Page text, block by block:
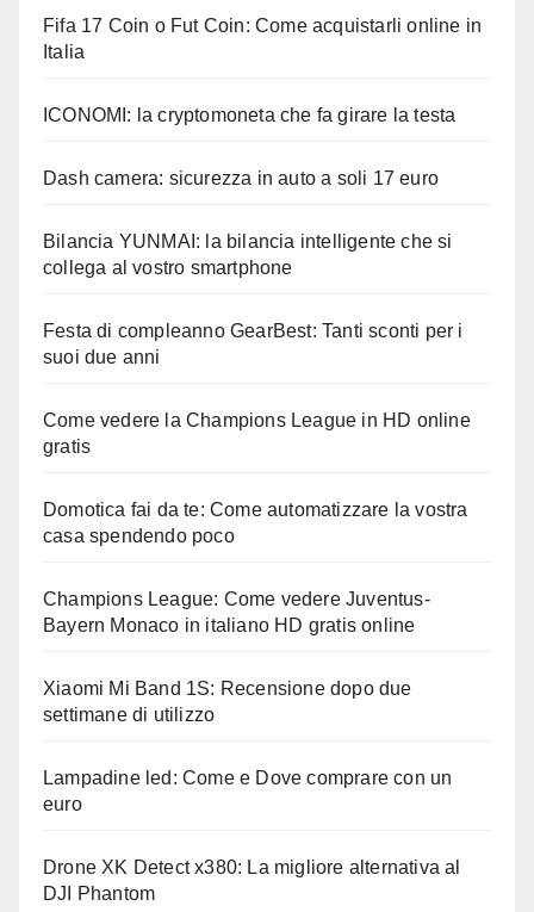
Fifa 17 Coin o Fut Coin: Come acquistarli online in
Italia
ICONOMI: la cryptomoneta che fa girare la testa
Dash camera: sicurezza in auto a soli 17 euro
Bilancia YUNMAI: la bilancia intelligente che si
collega al vostro smartphone
Festa di compleanno GearBest: Tanti sconti per i
suoi due anni
Come vedere la Champions League in HD online
gratis
Domotica fai da te: Come automatizzare la vostra
casa spendendo poco
Champions League: Come vedere Juventus-
Bayern Monaco in italiano HD gratis online
Xiaomi Mi Band 1S: Recensione dopo due
settimane di utilizzo
Lampadine led: Come e Dove comprare con un
euro
Drone XK Detect x380: La migliore alternativa al
DJI Phantom